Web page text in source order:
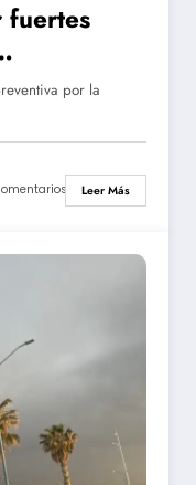
fuertes
por la
Leer Más